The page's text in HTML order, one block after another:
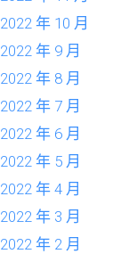
2022 年 10 月
2022 年 9 月
2022 年 8 月
2022 年 7 月
2022 年 6 月
2022 年 5 月
2022 年 4 月
2022 年 3 月
2022 年 2 月